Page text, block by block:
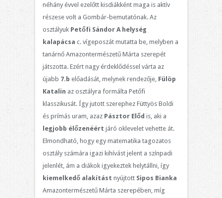
néhány évvel ezelőtt kisdiákként maga is aktív
részese volt a Gombár-bemutatónak. Az
osztályuk Petőfi Sándor A helység
kalapácsa c. vígeposzát mutatta be, melyben a
tanárnő Amazontermészetű Márta szerepét
játszotta. Ezért nagy érdeklődéssel várta az
újabb 7.b előadását, melynek rendezője, Fülöp
Katalin az osztályra formálta Petőfi
klasszikusát. Így jutott szerephez Füttyös Boldi
és prímás uram, azaz Pásztor Előd is, aki a
legjobb élőzenéért járó oklevelet vehette át.
Elmondható, hogy egy matematika tagozatos
osztály számára igazi kihívást jelent a színpadi
jelenlét, ám a diákok igyekeztek helytállni, így
kiemelkedő alakítást nyújtott Sipos Bianka
Amazontermészetű Márta szerepében, míg